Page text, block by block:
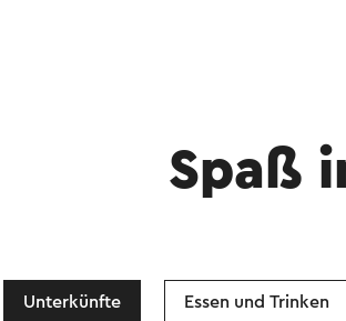
Spaß
Unterkünfte Essen und Trinken